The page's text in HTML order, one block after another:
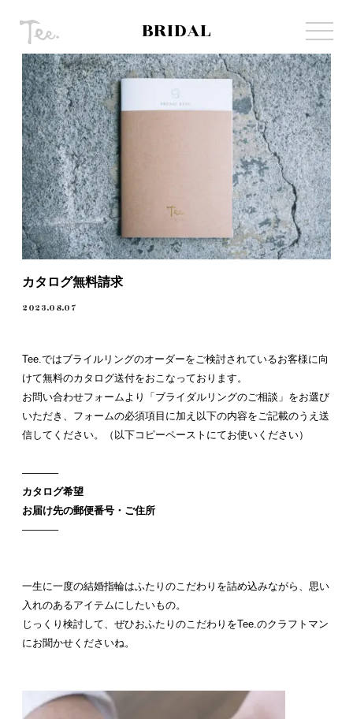
BRIDAL
カタログ無料請求
2023.08.07
Tee.ではブライルリングのオーダーをご検討されているお客様に向
けて無料のカタログ送付をおこなっております。
お問い合わせフォームより「ブライダルリングのご相談」をお選び
いただき、フォームの必須項目に加え以下の内容をご記載のうえ送
信してください。（以下コピーペーストにてお使いください）
———–
カタログ希望
お届け先の郵便番号・ご住所
———–
一生に一度の結婚指輪はふたりのこだわりを詰め込みながら、思い
入れのあるアイテムにしたいもの。
じっくり検討して、ぜひおふたりのこだわりをTee.のクラフトマン
にお聞かせくださいね。